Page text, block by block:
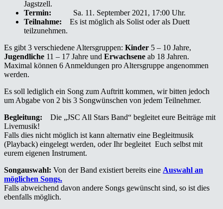
Jagstzell.
Termin: Sa. 11. September 2021, 17:00 Uhr.
Teilnahme: Es ist möglich als Solist oder als Duett
teilzunehmen.
Es gibt 3 verschiedene Altersgruppen: Kinder 5 – 10 Jahre,
Jugendliche 11 – 17 Jahre und Erwachsene ab 18 Jahren.
Maximal können 6 Anmeldungen pro Altersgruppe angenommen
werden.
Es soll lediglich ein Song zum Auftritt kommen, wir bitten jedoch
um Abgabe von 2 bis 3 Songwünschen von jedem Teilnehmer.
Begleitung: Die „JSC All Stars Band“ begleitet eure Beiträge mit
Livemusik!
Falls dies nicht möglich ist kann alternativ eine Begleitmusik
(Playback) eingelegt werden, oder Ihr begleitet Euch selbst mit
eurem eigenen Instrument.
Songauswahl: Von der Band existiert bereits eine Auswahl an
möglichen Songs.
Falls abweichend davon andere Songs gewünscht sind, so ist dies
ebenfalls möglich.